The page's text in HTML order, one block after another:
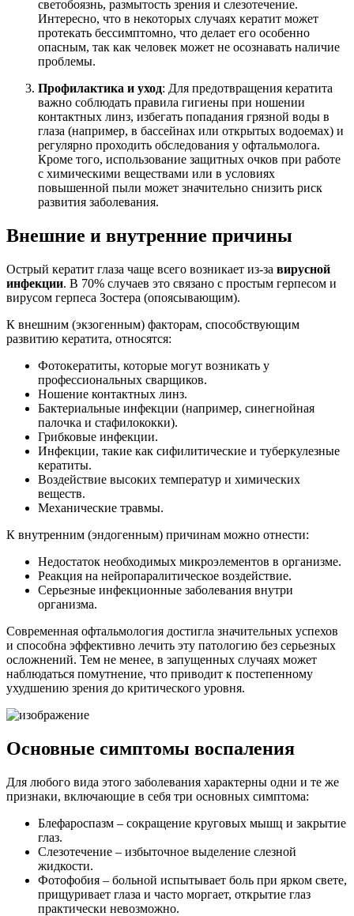
светобоязнь, размытость зрения и слезотечение.
Интересно, что в некоторых случаях кератит может
протекать бессимптомно, что делает его особенно
опасным, так как человек может не осознавать наличие
проблемы.
Профилактика и уход: Для предотвращения кератита
важно соблюдать правила гигиены при ношении
контактных линз, избегать попадания грязной воды в
глаза (например, в бассейнах или открытых водоемах) и
регулярно проходить обследования у офтальмолога.
Кроме того, использование защитных очков при работе
с химическими веществами или в условиях
повышенной пыли может значительно снизить риск
развития заболевания.
Внешние и внутренние причины
Острый кератит глаза чаще всего возникает из-за вирусной
инфекции. В 70% случаев это связано с простым герпесом и
вирусом герпеса Зостера (опоясывающим).
К внешним (экзогенным) факторам, способствующим
развитию кератита, относятся:
Фотокератиты, которые могут возникать у
профессиональных сварщиков.
Ношение контактных линз.
Бактериальные инфекции (например, синегнойная
палочка и стафилококки).
Грибковые инфекции.
Инфекции, такие как сифилитические и туберкулезные
кератиты.
Воздействие высоких температур и химических
веществ.
Механические травмы.
К внутренним (эндогенным) причинам можно отнести:
Недостаток необходимых микроэлементов в организме.
Реакция на нейропаралитическое воздействие.
Серьезные инфекционные заболевания внутри
организма.
Современная офтальмология достигла значительных успехов
и способна эффективно лечить эту патологию без серьезных
осложнений. Тем не менее, в запущенных случаях может
наблюдаться помутнение, что приводит к постепенному
ухудшению зрения до критического уровня.
Основные симптомы воспаления
Для любого вида этого заболевания характерны одни и те же
признаки, включающие в себя три основных симптома:
Блефароспазм – сокращение круговых мышц и закрытие
глаз.
Слезотечение – избыточное выделение слезной
жидкости.
Фотофобия – больной испытывает боль при ярком свете,
прищуривает глаза и часто моргает, открытие глаз
практически невозможно.